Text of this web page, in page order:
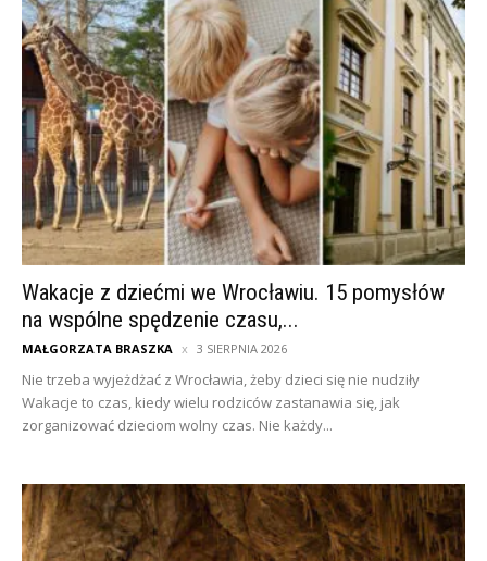
Wakacje z dziećmi we Wrocławiu. 15 pomysłów
na wspólne spędzenie czasu,...
MAŁGORZATA BRASZKA 3 SIERPNIA 2026
Nie trzeba wyjeżdżać z Wrocławia, żeby dzieci się nie nudziły
Wakacje to czas, kiedy wielu rodziców zastanawia się, jak
zorganizować dzieciom wolny czas. Nie każdy...